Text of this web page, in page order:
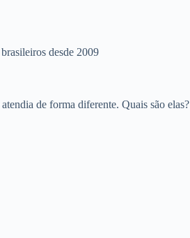
desde 2009
de forma diferente. Quais são elas?